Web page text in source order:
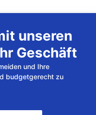
unseren
Geschäft
und Ihre
budgetgerecht zu